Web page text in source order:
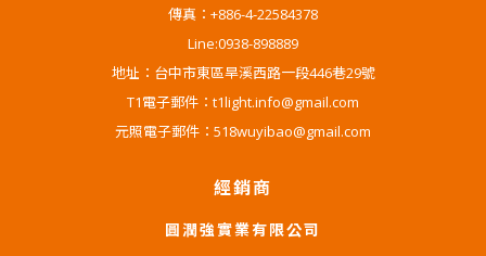
傳真：+886-4-22584378
Line:0938-898889
地址：台中市東區旱溪西路一段446巷29號
T1電子郵件：t1light.info@gmail.com
元照電子郵件：518wuyibao@gmail.com
經銷商
圓潤強實業有限公司